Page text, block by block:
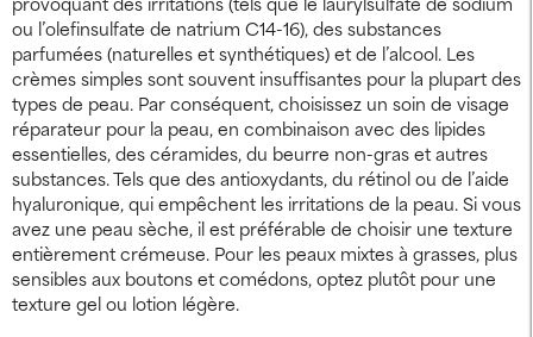
ou l’olefinsulfate de natrium C14-16), des substances
parfumées (naturelles et synthétiques) et de l’alcool. Les
crèmes simples sont souvent insuffisantes pour la plupart des
types de peau. Par conséquent, choisissez un soin de visage
réparateur pour la peau, en combinaison avec des lipides
essentielles, des céramides, du beurre non-gras et autres
substances. Tels que des antioxydants, du rétinol ou de l’aide
hyaluronique, qui empêchent les irritations de la peau. Si vous
avez une peau sèche, il est préférable de choisir une texture
entièrement crémeuse. Pour les peaux mixtes à grasses, plus
sensibles aux boutons et comédons, optez plutôt pour une
texture gel ou lotion légère.